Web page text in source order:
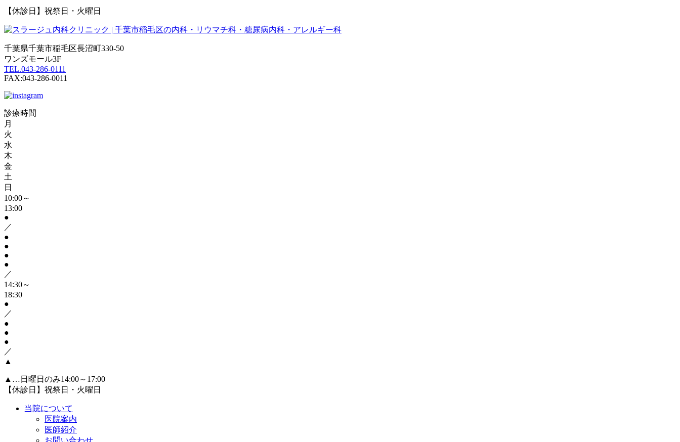
【休診日】祝祭日・火曜日
千葉県千葉市稲毛区長沼町330-50
ワンズモール3F
TEL.043-286-0111
FAX:043-286-0011
診療時間
月
火
水
木
金
土
日
10:00～
13:00
●
／
●
●
●
●
／
14:30～
18:30
●
／
●
●
●
／
▲
▲ …日曜日のみ14:00～17:00
【休診日】祝祭日・火曜日
当院について
医院案内
医師紹介